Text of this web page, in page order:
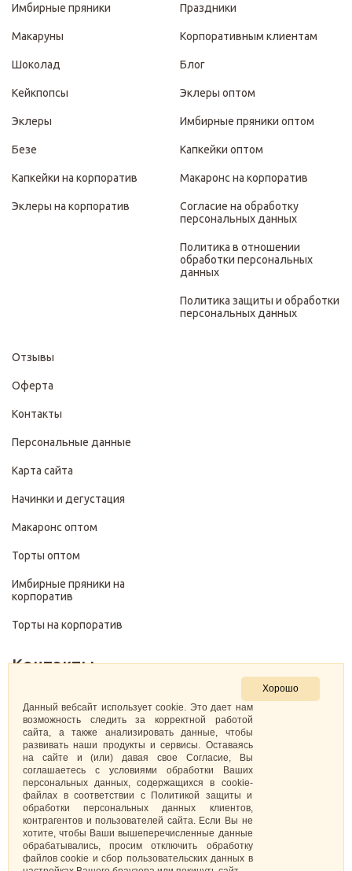
Имбирные пряники
Макаруны
Шоколад
Кейкпопсы
Эклеры
Безе
Капкейки на корпоратив
Эклеры на корпоратив
Праздники
Корпоративным клиентам
Блог
Эклеры оптом
Имбирные пряники оптом
Капкейки оптом
Макаронс на корпоратив
Согласие на обработку
персональных данных
Политика в отношении
обработки персональных
данных
Политика защиты и обработки
персональных данных
Отзывы
Оферта
Контакты
Персональные данные
Карта сайта
Начинки и дегустация
Макаронс оптом
Торты оптом
Имбирные пряники на
корпоратив
Торты на корпоратив
Контакты
+7 (499) 322-28-29
pirojenka.rf@gmail.com
Москва, Павелецкая набережная 10к1
ИНН: 773575794220
Самозанятая Кретова Анастасия Юрьевна
Хорошо
Данный вебсайт использует cookie. Это дает нам
возможность следить за корректной работой
сайта, а также анализировать данные, чтобы
развивать наши продукты и сервисы. Оставаясь
на сайте и (или) давая свое Согласие, Вы
соглашаетесь с условиями обработки Ваших
персональных данных, содержащихся в cookie-
файлах в соответствии с Политикой защиты и
обработки персональных данных клиентов,
контрагентов и пользователей сайта. Если Вы не
хотите, чтобы Ваши вышеперечисленные данные
обрабатывались, просим отключить обработку
файлов cookie и сбор пользовательских данных в